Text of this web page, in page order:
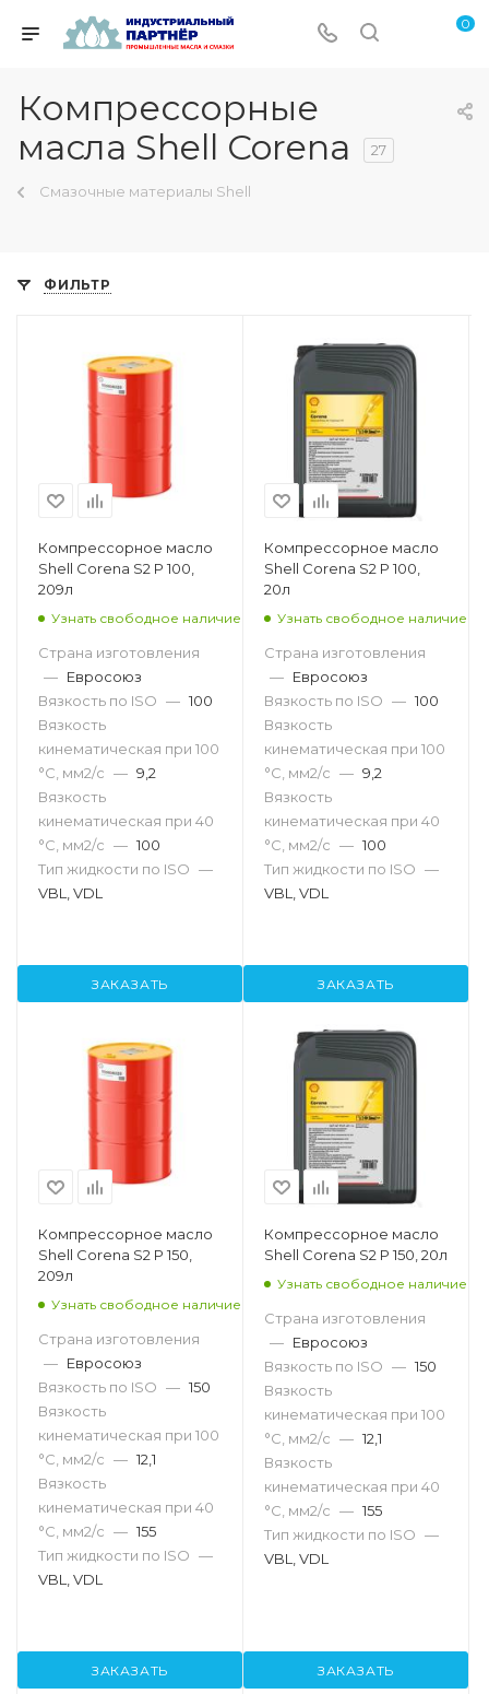
0
Компрессорные
масла Shell Corena
27
Смазочные материалы Shell
ФИЛЬТР
Компрессорное масло
Shell Corena S2 P 100,
209л
Узнать свободное наличие
Страна изготовления
— Евросоюз
Вязкость по ISO — 100
Вязкость
кинематическая при 100
°С, мм2/с — 9,2
Вязкость
кинематическая при 40
°С, мм2/с — 100
Тип жидкости по ISO —
VBL, VDL
ЗАКАЗАТЬ
Компрессорное масло
Shell Corena S2 P 100,
20л
Узнать свободное наличие
Страна изготовления
— Евросоюз
Вязкость по ISO — 100
Вязкость
кинематическая при 100
°С, мм2/с — 9,2
Вязкость
кинематическая при 40
°С, мм2/с — 100
Тип жидкости по ISO —
VBL, VDL
ЗАКАЗАТЬ
Компрессорное масло
Shell Corena S2 P 150,
209л
Узнать свободное наличие
Страна изготовления
— Евросоюз
Вязкость по ISO — 150
Вязкость
кинематическая при 100
°С, мм2/с — 12,1
Вязкость
кинематическая при 40
°С, мм2/с — 155
Тип жидкости по ISO —
VBL, VDL
ЗАКАЗАТЬ
Компрессорное масло
Shell Corena S2 P 150, 20л
Узнать свободное наличие
Страна изготовления
— Евросоюз
Вязкость по ISO — 150
Вязкость
кинематическая при 100
°С, мм2/с — 12,1
Вязкость
кинематическая при 40
°С, мм2/с — 155
Тип жидкости по ISO —
VBL, VDL
ЗАКАЗАТЬ